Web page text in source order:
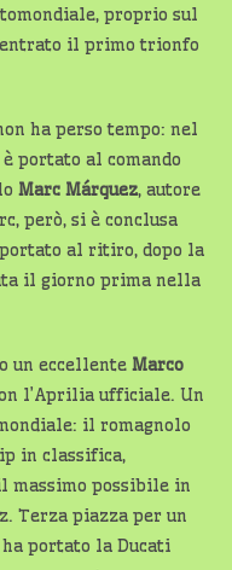
proprio sul
il primo trionfo
ha perso tempo: nel
portato al comando
Marc Márquez, autore
però, si è conclusa
portato al ritiro, dopo la
il giorno prima nella
un eccellenteMarco
l’Aprilia ufficiale. Un
il romagnolo
in classifica,
massimo possibile in
Terza piazza per un
ha portato la Ducati